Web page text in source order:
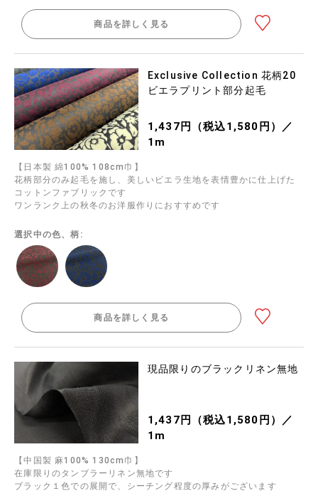
商品を詳しく見る
Exclusive Collection 花柄20
ビエラプリント部分起毛
1,437円（税込1,580円）／
1m
【日本製 綿100% 108cm巾】
花柄部分のみ起毛を施し、美しいビエラ生地を表情豊かに仕上げた
コットンファブリックです
ワンランク上の秋冬のお洋服作りにおすすめです
選択中の色、柄:
商品を詳しく見る
現品限りのブラックリネン無地
1,437円（税込1,580円）／
1m
【中国製 麻100% 130cm巾】
在庫限りのタンブラーリネン無地です
ブラック１色での展開で、シーチング程度の厚みがございます